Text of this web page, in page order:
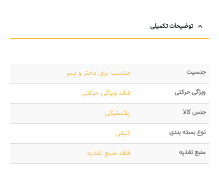
توضیحات تکمیلی
جنسیت مناسب برای دختر و پسر
ویژگی حرکتی فاقد ویژگی حرکتی
جنس کالا پلاستیکی
نوع بسته بندی کیفی
منبع تغذیه فاقد منبع تغذیه